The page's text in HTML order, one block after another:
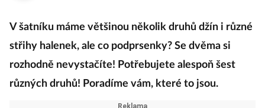
V šatníku máme většinou několik druhů džín i různé
střihy halenek, ale co podprsenky? Se dvěma si
rozhodně nevystačíte! Potřebujete alespoň šest
různých druhů! Poradíme vám, které to jsou.